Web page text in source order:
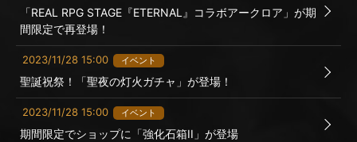
「REAL RPG STAGE『ETERNAL』コラボアークロア」が期
間限定で再登場！
2023/11/28 15:00 イベント
聖誕祝祭！「聖夜の灯火ガチャ」が登場！
2023/11/28 15:00 イベント
期間限定でショップに「強化石箱II」が登場